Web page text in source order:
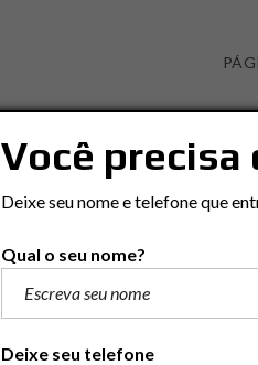
JD.
Você precisa
Deixe seu nome e telefone que
Qual o seu nome?
Deixe seu telefone